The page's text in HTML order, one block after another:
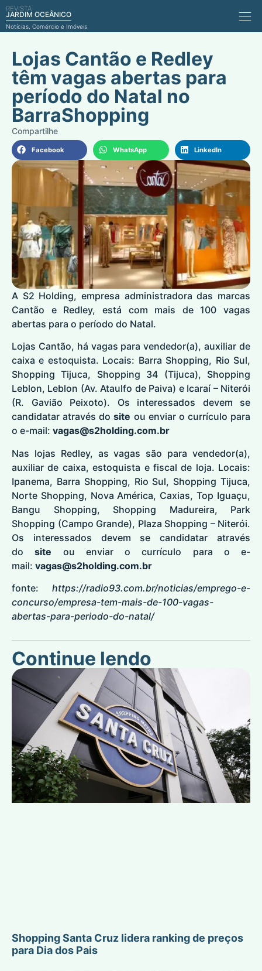
REVISTA
JARDIM OCEÂNICO
Notícias, Comércio e Imóveis
Lojas Cantão e Redley
têm vagas abertas para
período do Natal no
BarraShopping
Facebook WhatsApp LinkedIn
A S2 Holding, empresa administradora das marcas
Cantão e Redley, está com mais de 100 vagas
abertas para o período do Natal.
Lojas Cantão, há vagas para vendedor(a), auxiliar de
caixa e estoquista. Locais: Barra Shopping, Rio Sul,
Shopping Tijuca, Shopping 34 (Tijuca), Shopping
Leblon, Leblon (Av. Ataulfo de Paiva) e Icaraí – Niterói
(R. Gavião Peixoto). Os interessados devem se
candidatar através dosite ou enviar o currículo para
o e-mail: vagas@s2holding.com.br
Nas lojas Redley, as vagas são para vendedor(a),
auxiliar de caixa, estoquista e fiscal de loja. Locais:
Ipanema, Barra Shopping, Rio Sul, Shopping Tijuca,
Norte Shopping, Nova América, Caxias, Top Iguaçu,
Bangu Shopping, Shopping Madureira, Park
Shopping (Campo Grande), Plaza Shopping – Niterói.
Os interessados devem se candidatar através
dosite
ou enviar o currículo para o e-
mail: vagas@s2holding.com.br
fonte: https://radio93.com.br/noticias/emprego-e-
concurso/empresa-tem-mais-de-100-vagas-
abertas-para-periodo-do-natal/
Continue lendo
Shopping Santa Cruz lidera ranking de preços
para Dia dos Pais